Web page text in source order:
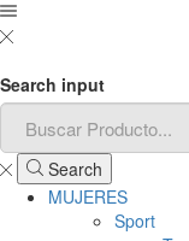
Search input
Search
MUJERES
Sport